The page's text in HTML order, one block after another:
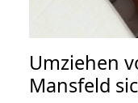
Umziehen
Mansfeld